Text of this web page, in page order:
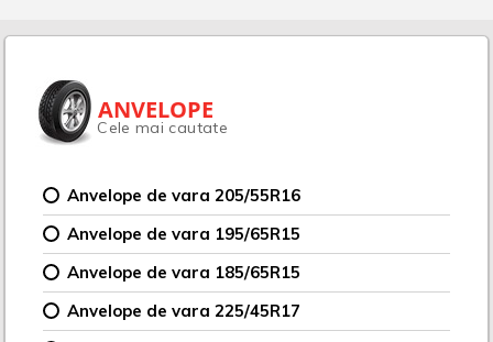
ANVELOPE
Cele mai cautate
Anvelope de vara 205/55R16
Anvelope de vara 195/65R15
Anvelope de vara 185/65R15
Anvelope de vara 225/45R17